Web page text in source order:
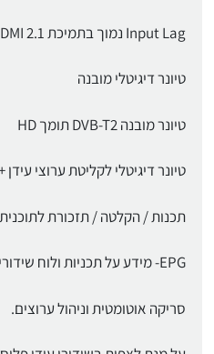
Input Lag נמוך בתמיכת HDMI 2.1
טיונר דיגיטלי מובנה
טיונר מובנה DVB-T2 תומך HD
טיונר דיגיטלי לקליטת ערוצי עידן
תכנות / הקלטה / תזכורת
EPG- מידע על תכניות ולוח שידורים.
סריקה אוטומטית וניהול ערוצים.